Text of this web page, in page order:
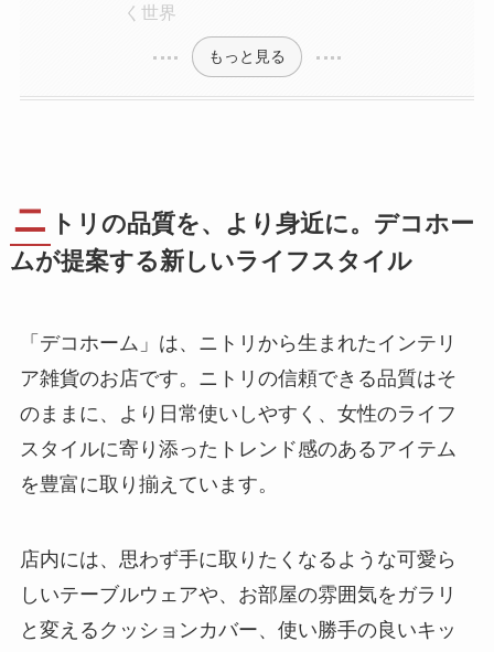
く世界
もっと見る
ニ
トリの品質を、より身近に。デコホー
ムが提案する新しいライフスタイル
「デコホーム」は、ニトリから生まれたインテリ
ア雑貨のお店です。ニトリの信頼できる品質はそ
のままに、より日常使いしやすく、女性のライフ
スタイルに寄り添ったトレンド感のあるアイテム
を豊富に取り揃えています。
店内には、思わず手に取りたくなるような可愛ら
しいテーブルウェアや、お部屋の雰囲気をガラリ
と変えるクッションカバー、使い勝手の良いキッ